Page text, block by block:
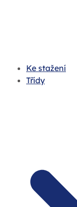
Ke stažení
Třídy